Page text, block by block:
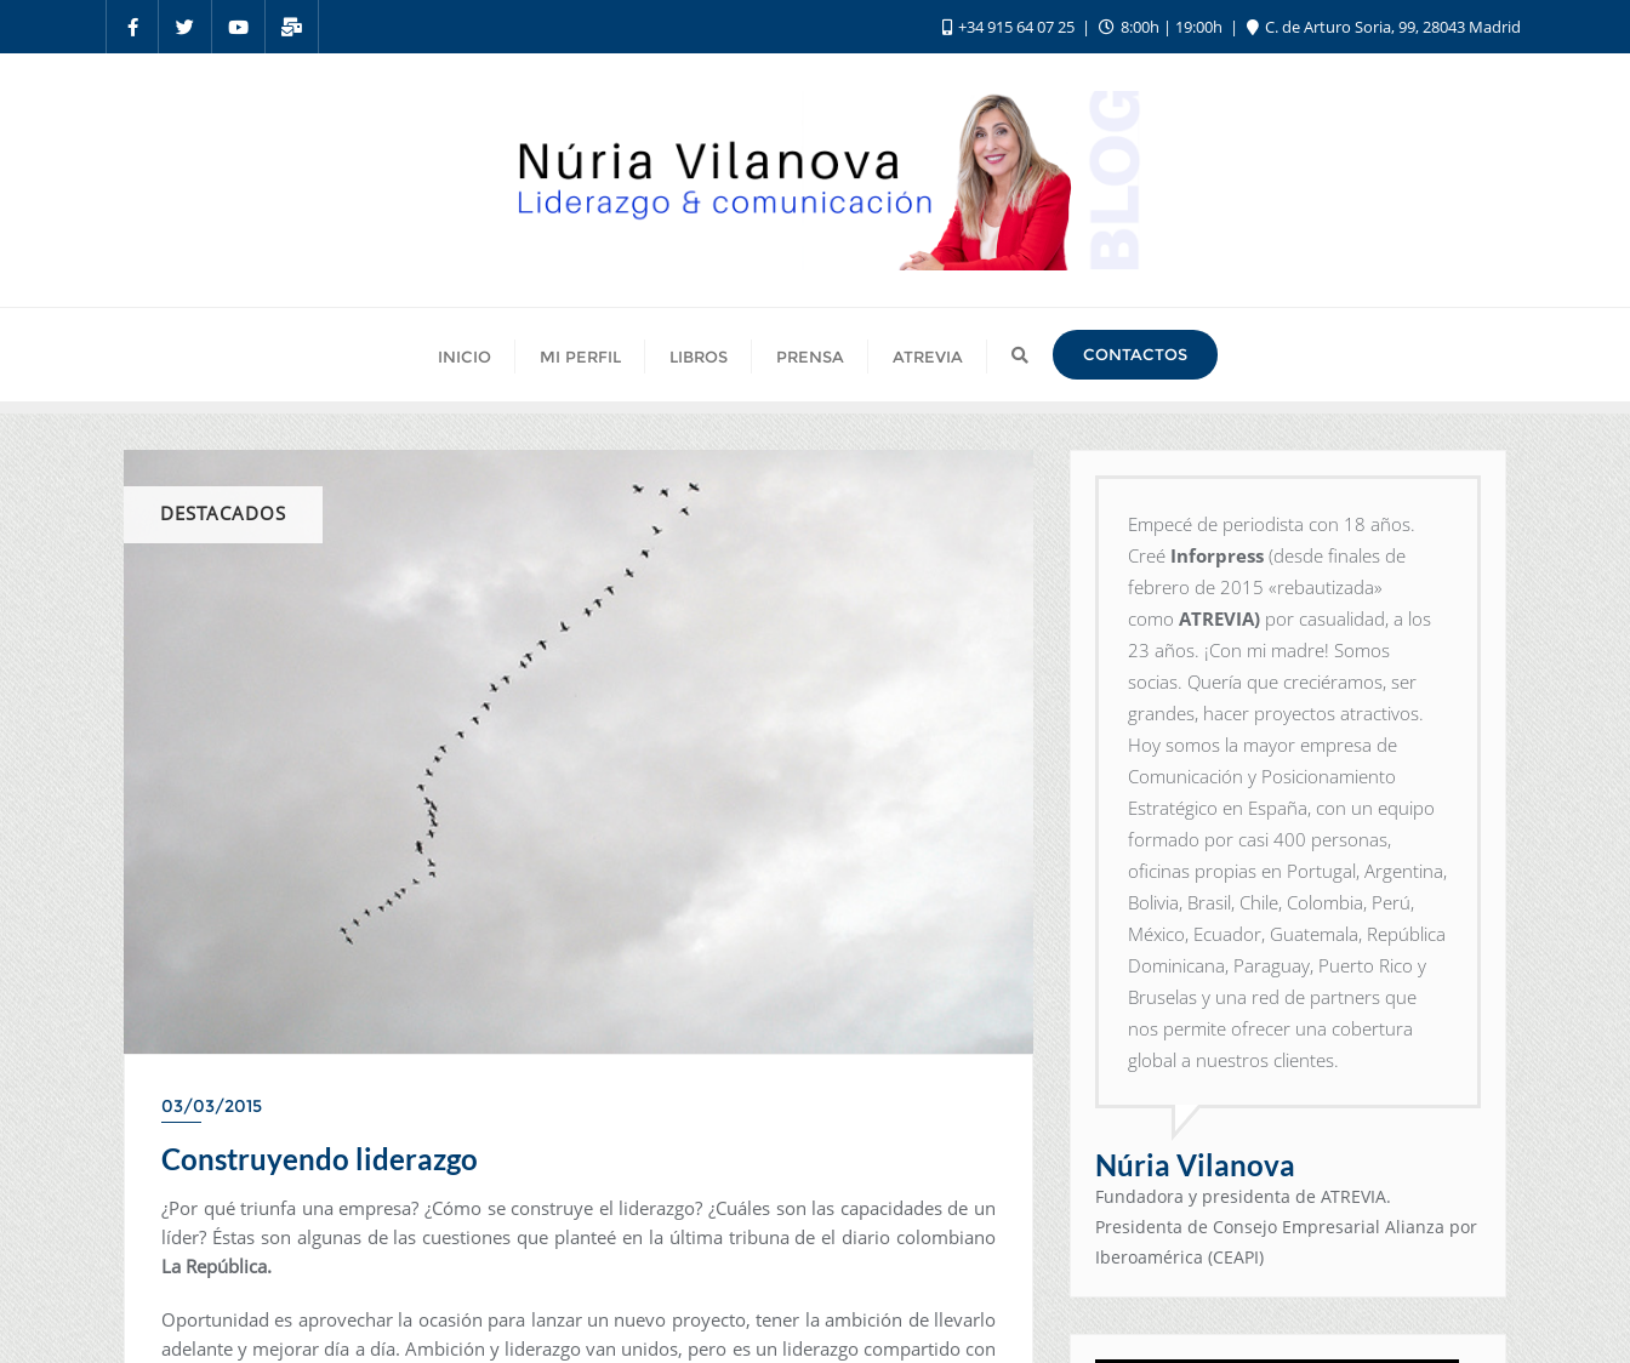
+34 915 64 07 25 8:00h | 19:00h C. de Arturo Soria, 99, 28043 Madrid
INICIO MI PERFIL LIBROS PRENSA ATREVIA CONTACTOS
DESTACADOS
03/03/2015
Construyendo liderazgo
¿Por qué triunfa una empresa? ¿Cómo se construye el liderazgo? ¿Cuáles son las capacidades de un
líder? Éstas son algunas de las cuestiones que planteé en la última tribuna de el diario colombiano
La República.
Oportunidad es aprovechar la ocasión para lanzar un nuevo proyecto, tener la ambición de llevarlo
adelante y mejorar día a día. Ambición y liderazgo van unidos, pero es un liderazgo compartido con
Empecé de periodista con 18 años.
Creé Inforpress (desde finales de
febrero de 2015 «rebautizada»
como ATREVIA) por casualidad, a los
23 años. ¡Con mi madre! Somos
socias. Quería que creciéramos, ser
grandes, hacer proyectos atractivos.
Hoy somos la mayor empresa de
Comunicación y Posicionamiento
Estratégico en España, con un equipo
formado por casi 400 personas,
oficinas propias en Portugal, Argentina,
Bolivia, Brasil, Chile, Colombia, Perú,
México, Ecuador, Guatemala, República
Dominicana, Paraguay, Puerto Rico y
Bruselas y una red de partners que
nos permite ofrecer una cobertura
global a nuestros clientes.
Núria Vilanova
Fundadora y presidenta de ATREVIA.
Presidenta de Consejo Empresarial Alianza por
Iberoamérica (CEAPI)